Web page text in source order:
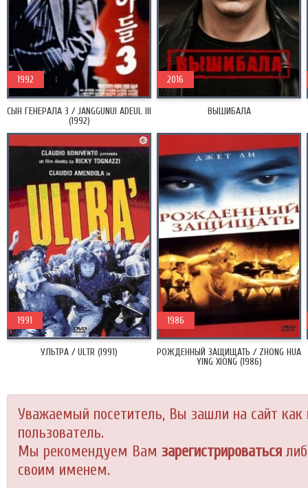
СЫН ГЕНЕРАЛА 3 / JANGGUNUI ADEUL III
(1992)
1992
ВЫШИБАЛА
2016
УЛЬТРА / ULTR (1991)
1991
РОЖДЕННЫЙ ЗАЩИЩАТЬ / ZHONG HUA
YING XIONG (1986)
1986
Уважаемый посетитель, Вы зашли на сайт как
пользователь.
Мы рекомендуем Вам зарегистрироваться
своим именем.